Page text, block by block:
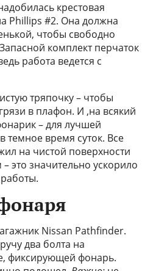
крестовая
Phillips #2. Она должна
чтобы свободно
комплект перчаток
работа ведется с
тряпочку – чтобы
в плафон. И ,на всякий
– для лучшей
темное время суток. Все
на чистой поверхности
это значительно ускорило
Nissan Pathfinder.
два болта на
фиксирующей фонарь.